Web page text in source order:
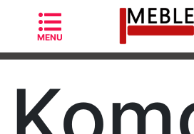
MENU
Kategorie